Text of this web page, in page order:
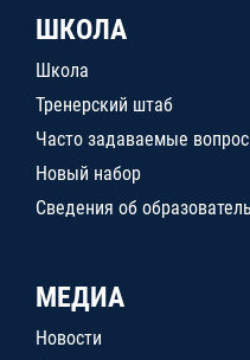
ШКОЛА
Школа
Тренерский штаб
Часто задаваемые
Новый набор
Сведения об
МЕДИА
Новости